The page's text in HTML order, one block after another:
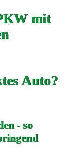
mit
Auto?
- so